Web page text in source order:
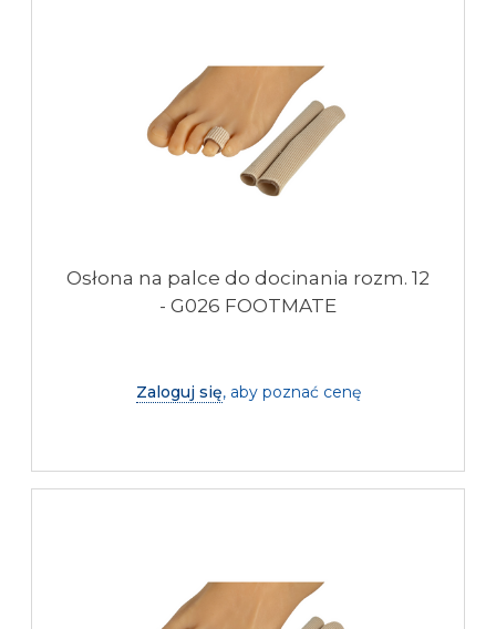
Osłona na palce do docinania rozm. 12
- G026 FOOTMATE
Zaloguj się, aby poznać cenę